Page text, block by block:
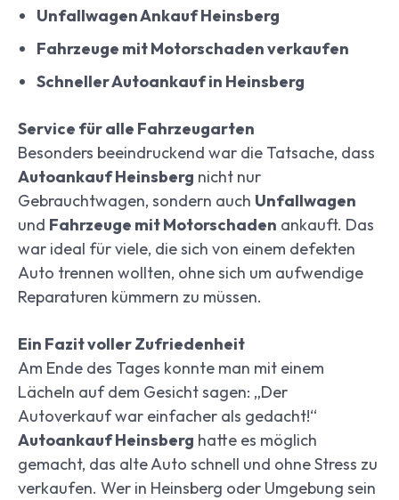
Unfallwagen Ankauf Heinsberg
Fahrzeuge mit Motorschaden verkaufen
Schneller Autoankauf in Heinsberg
Service für alle Fahrzeugarten
Besonders beeindruckend war die Tatsache, dass
Autoankauf Heinsberg nicht nur
Gebrauchtwagen, sondern auch Unfallwagen
und Fahrzeuge mit Motorschaden ankauft. Das
war ideal für viele, die sich von einem defekten
Auto trennen wollten, ohne sich um aufwendige
Reparaturen kümmern zu müssen.
Ein Fazit voller Zufriedenheit
Am Ende des Tages konnte man mit einem
Lächeln auf dem Gesicht sagen: „Der
Autoverkauf war einfacher als gedacht!“
Autoankauf Heinsberg hatte es möglich
gemacht, das alte Auto schnell und ohne Stress zu
verkaufen. Wer in Heinsberg oder Umgebung sein